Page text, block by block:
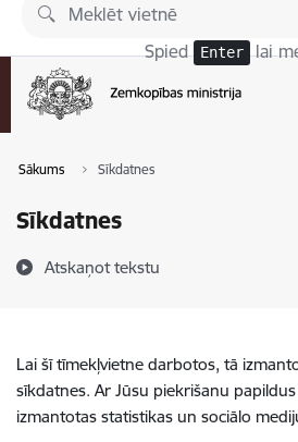
Pāriet uz lapas saturu
Spied Enter lai
Sākums Sīkdatnes
Sīkdatnes
Atskaņot tekstu
Lai šī tīmekļvietne darbotos, tā
sīkdatnes. Ar Jūsu piekrišanu
izmantotas statistikas un sociālo